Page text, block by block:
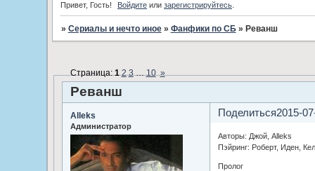
Привет, Гость! Войдите или зарегистрируйтесь
» Сериалы и нечто иное » Фанфики по СБ » Реванш
Реванш
Страница:1 2 3 … 10 »
Поделиться2015-
Alleks
Администратор
Авторы: Джой, Alleks
Пэйринг: Роберт, Иден,
Пролог